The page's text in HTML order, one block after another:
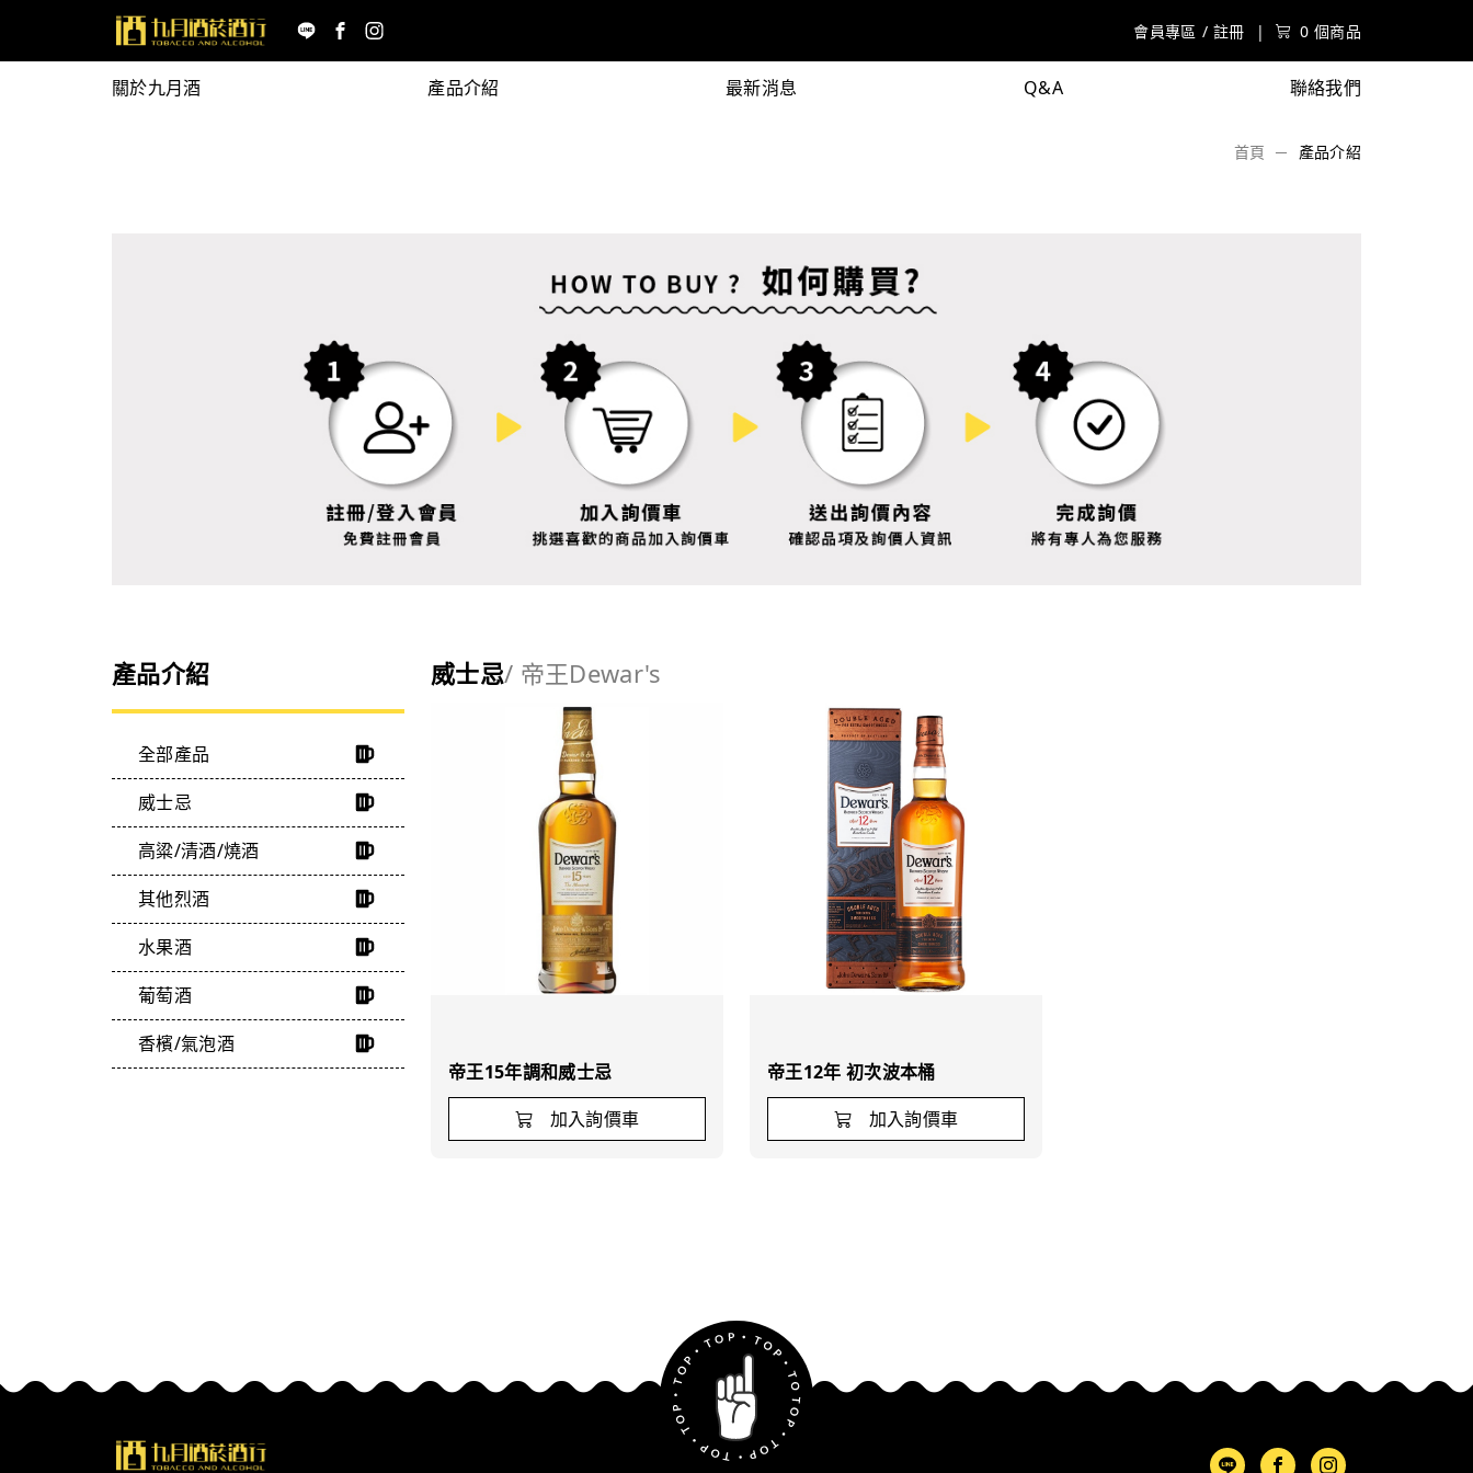
會員專區 / 註冊 | 0 個商品
關於九月酒 產品介紹 最新消息 Q&A 聯絡我們
首頁 產品介紹
產品介紹
全部產品
威士忌
高粱/清酒/燒酒
其他烈酒
水果酒
葡萄酒
香檳/氣泡酒
威士忌/ 帝王Dewar's
帝王15年調和威士忌
加入詢價車
帝王12年 初次波本桶
加入詢價車